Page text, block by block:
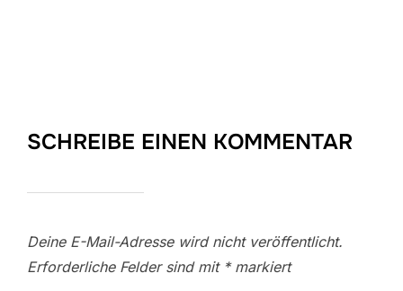
SCHREIBE EINEN KOMMENTAR
Deine E-Mail-Adresse wird nicht veröffentlicht.
Erforderliche Felder sind mit *markiert